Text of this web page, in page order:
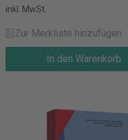
inkl. MwSt.
Zur Merkliste hinzufügen
In den Warenkorb